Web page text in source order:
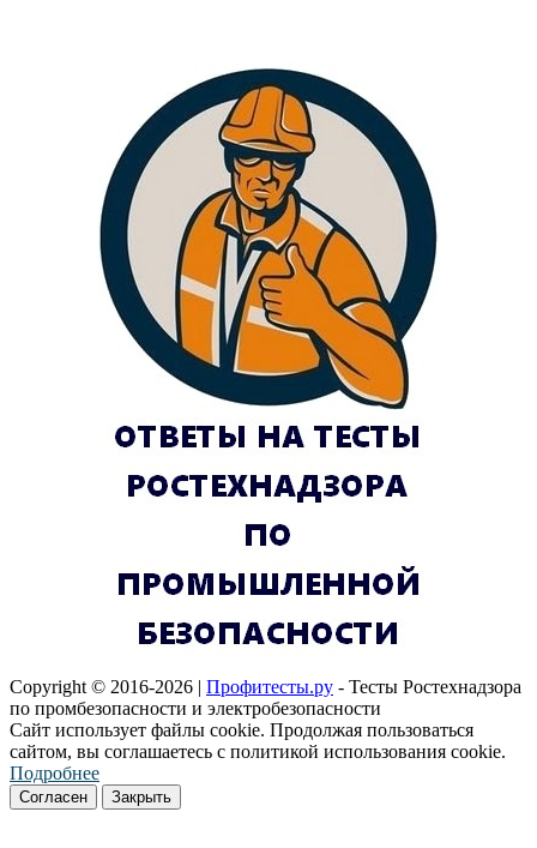
Copyright © 2016-2026 | Профитесты.ру - Тесты Ростехнадзора
по промбезопасности и электробезопасности
Сайт использует файлы cookie. Продолжая пользоваться
сайтом, вы соглашаетесь с политикой использования cookie.
Подробнее
Согласен Закрыть